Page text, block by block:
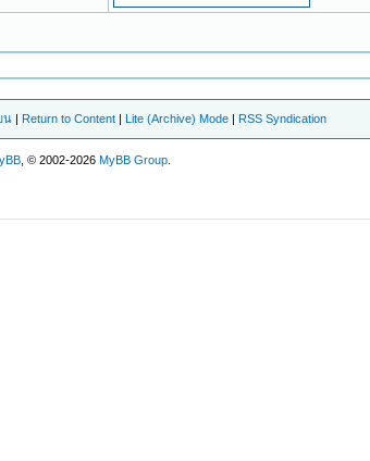
น | Return to Content | Lite (Archive) Mode | RSS Syndication
, © 2002-2026MyBB Group